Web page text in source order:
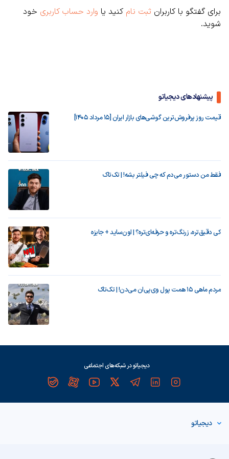
برای گفتگو با کاربران ثبت نام کنید یا وارد حساب کاربری خود
شوید.
پیشنهادهای دیجیاتو
قیمت روز پرفروش‌ترین گوشی‌های بازار ایران [15 مرداد 1405]
فقط من دستور می‌دم که چی فیلتر بشه! | تک‌تاک
کی دقیق‌تره، زرنگ‌تره و حرفه‌ای‌تره؟ | اون‌ساید + جایزه
مردم ماهی ۱۵ همت پول وی‌پی‌ان می‌دن! | تک‌تاک
دیجیاتو در شبکه‌های اجتماعی
دیجیاتو